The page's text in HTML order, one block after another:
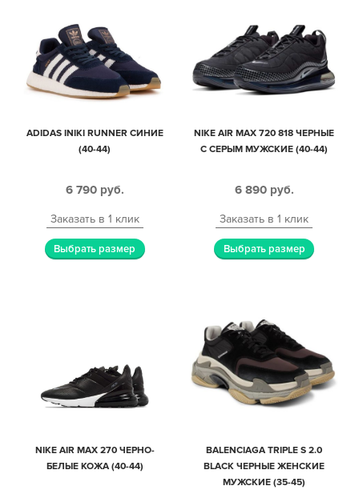
ADIDAS INIKI RUNNER СИНИЕ
(40-44)
6 790 руб.
Заказать в 1 клик
Выбрать размер
NIKE AIR MAX 720 818 ЧЕРНЫЕ
С СЕРЫМ МУЖСКИЕ (40-44)
6 890 руб.
Заказать в 1 клик
Выбрать размер
NIKE AIR MAX 270 ЧЕРНО-
БЕЛЫЕ КОЖА (40-44)
BALENCIAGA TRIPLE S 2.0
BLACK ЧЕРНЫЕ ЖЕНСКИЕ
МУЖСКИЕ (35-45)